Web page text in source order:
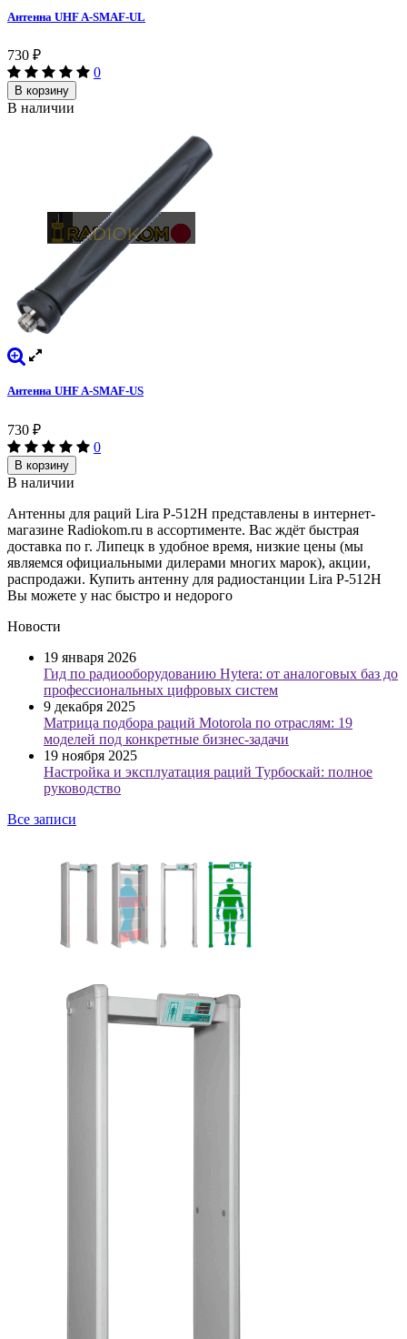
Антенна UHF A-SMAF-UL
730 ₽
0
В корзину
В наличии
Антенна UHF A-SMAF-US
730 ₽
0
В корзину
В наличии
Антенны для раций Lira P-512H представлены в интернет-
магазине Radiokom.ru в ассортименте. Вас ждёт быстрая
доставка по г. Липецк в удобное время, низкие цены (мы
являемся официальными дилерами многих марок), акции,
распродажи. Купить антенну для радиостанции Lira P-512H
Вы можете у нас быстро и недорого
Новости
19 января 2026
Гид по радиооборудованию Hytera: от аналоговых баз до
профессиональных цифровых систем
9 декабря 2025
Матрица подбора раций Motorola по отраслям: 19
моделей под конкретные бизнес-задачи
19 ноября 2025
Настройка и эксплуатация раций Турбоскай: полное
руководство
Все записи